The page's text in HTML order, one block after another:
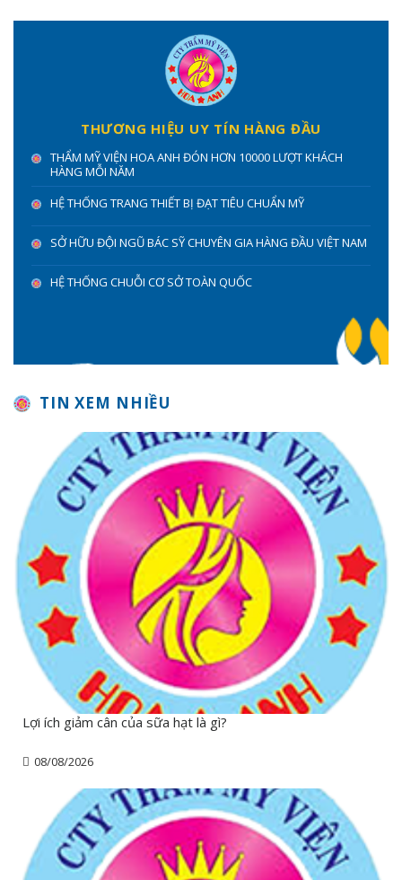
THƯƠNG HIỆU UY TÍN HÀNG ĐẦU
THẨM MỸ VIỆN HOA ANH ĐÓN HƠN 10000 LƯỢT KHÁCH
HÀNG MỖI NĂM
HỆ THỐNG TRANG THIẾT BỊ ĐẠT TIÊU CHUẨN MỸ
SỞ HỮU ĐỘI NGŨ BÁC SỸ CHUYÊN GIA HÀNG ĐẦU VIỆT NAM
HỆ THỐNG CHUỖI CƠ SỞ TOÀN QUỐC
TIN XEM NHIỀU
Lợi ích giảm cân của sữa hạt là gì?
08/08/2026